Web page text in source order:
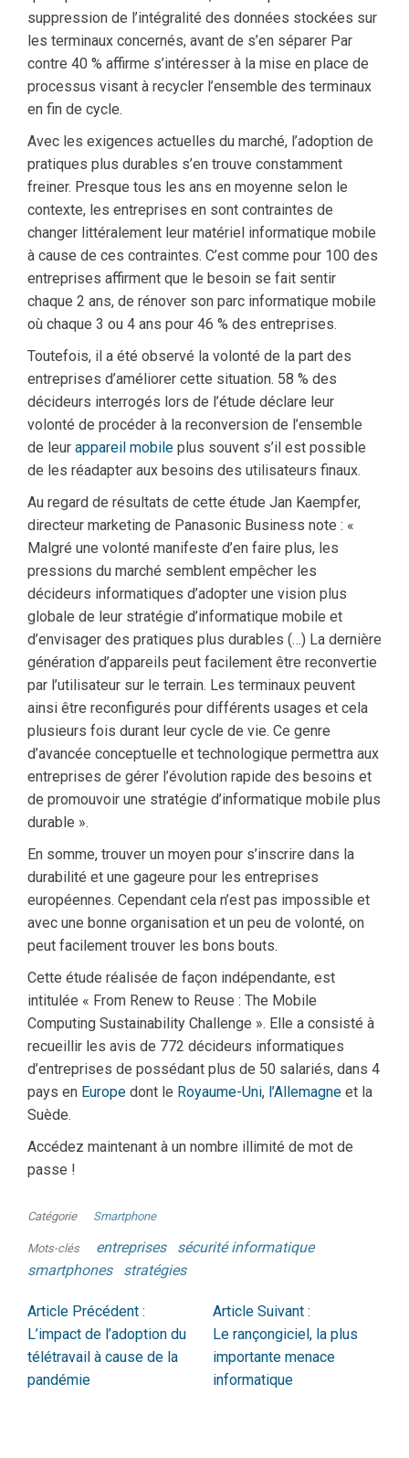
suppression de l’intégralité des données stockées sur
les terminaux concernés, avant de s’en séparer Par
contre 40 % affirme s’intéresser à la mise en place de
processus visant à recycler l’ensemble des terminaux
en fin de cycle.
Avec les exigences actuelles du marché, l’adoption de
pratiques plus durables s’en trouve constamment
freiner. Presque tous les ans en moyenne selon le
contexte, les entreprises en sont contraintes de
changer littéralement leur matériel informatique mobile
à cause de ces contraintes. C’est comme pour 100 des
entreprises affirment que le besoin se fait sentir
chaque 2 ans, de rénover son parc informatique mobile
où chaque 3 ou 4 ans pour 46 % des entreprises.
Toutefois, il a été observé la volonté de la part des
entreprises d’améliorer cette situation. 58 % des
décideurs interrogés lors de l’étude déclare leur
volonté de procéder à la reconversion de l’ensemble
de leur appareil mobile plus souvent s’il est possible
de les réadapter aux besoins des utilisateurs finaux.
Au regard de résultats de cette étude Jan Kaempfer,
directeur marketing de Panasonic Business note : «
Malgré une volonté manifeste d’en faire plus, les
pressions du marché semblent empêcher les
décideurs informatiques d’adopter une vision plus
globale de leur stratégie d’informatique mobile et
d’envisager des pratiques plus durables (…) La dernière
génération d’appareils peut facilement être reconvertie
par l’utilisateur sur le terrain. Les terminaux peuvent
ainsi être reconfigurés pour différents usages et cela
plusieurs fois durant leur cycle de vie. Ce genre
d’avancée conceptuelle et technologique permettra aux
entreprises de gérer l’évolution rapide des besoins et
de promouvoir une stratégie d’informatique mobile plus
durable ».
En somme, trouver un moyen pour s’inscrire dans la
durabilité et une gageure pour les entreprises
européennes. Cependant cela n’est pas impossible et
avec une bonne organisation et un peu de volonté, on
peut facilement trouver les bons bouts.
Cette étude réalisée de façon indépendante, est
intitulée « From Renew to Reuse : The Mobile
Computing Sustainability Challenge ». Elle a consisté à
recueillir les avis de 772 décideurs informatiques
d’entreprises de possédant plus de 50 salariés, dans 4
pays en Europe dont le Royaume-Uni, l’Allemagne et la
Suède.
Accédez maintenant à un nombre illimité de mot de
passe !
Catégorie Smartphone
Mots-clés entreprises
sécurité informatique
smartphones
stratégies
Article Précédent :
L’impact de l’adoption du
télétravail à cause de la
pandémie
Article Suivant :
Le rançongiciel, la plus
importante menace
informatique